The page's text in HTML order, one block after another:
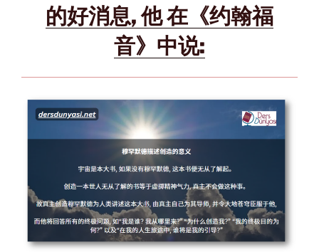
的好消息, 他 在《约翰福
音》中说: